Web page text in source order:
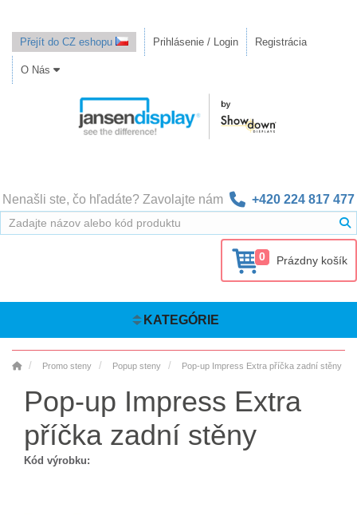
Přejít do CZ eshopu Prihlásenie / Login Registrácia
O Nás
Nenašli ste, čo hľadáte? Zavolajte nám +420 224 817 477
0 Prázdny košík
KATEGÓRIE
Promo steny Popup steny Pop-up Impress Extra příčka zadní stěny
Pop-up Impress Extra
příčka zadní stěny
Kód výrobku: